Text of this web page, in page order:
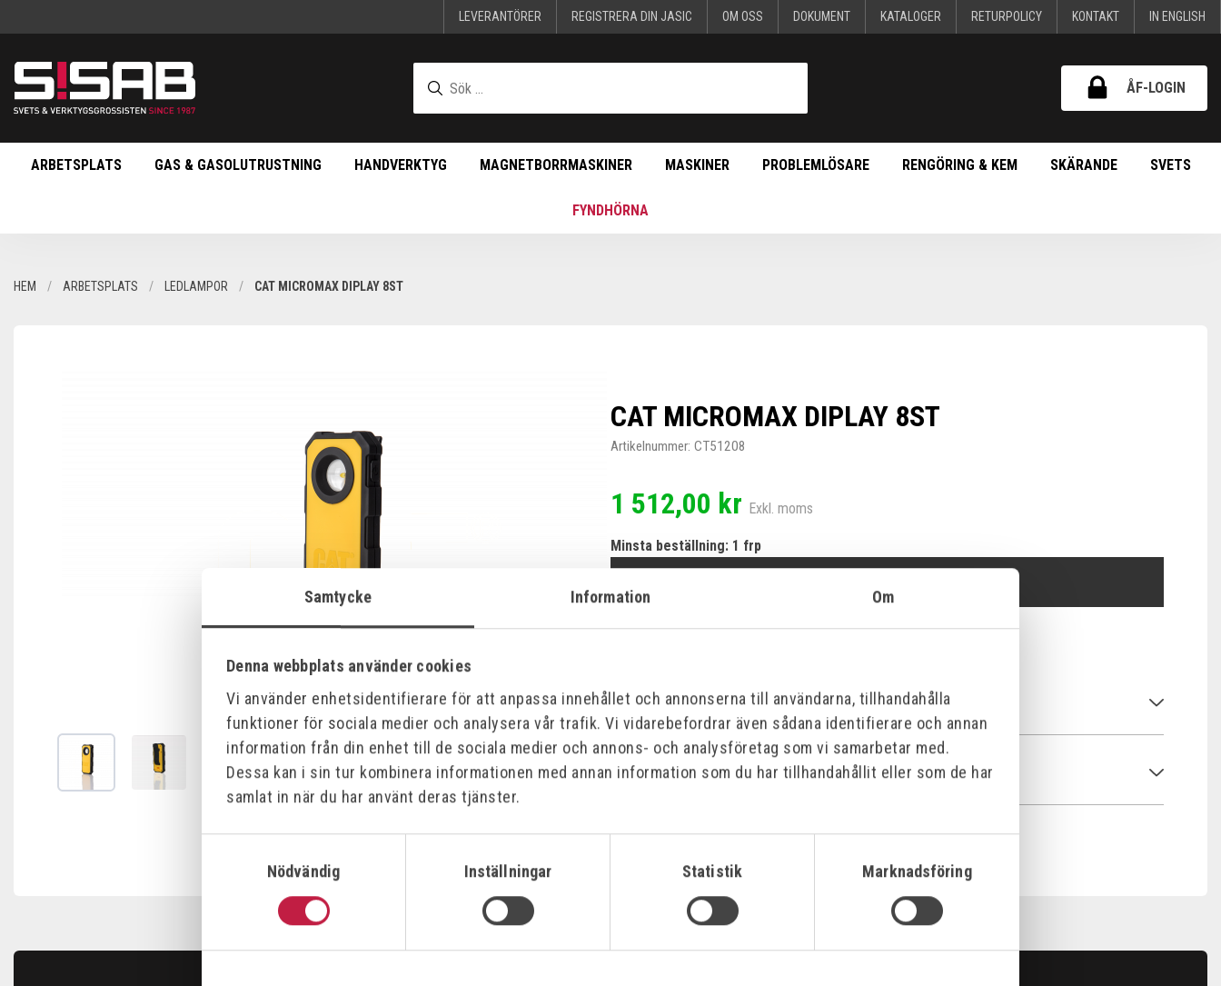
Samtycke Information Om
Denna webbplats använder cookies
Vi använder enhetsidentifierare för att anpassa innehållet och annonserna till användarna, tillhandahålla
funktioner för sociala medier och analysera vår trafik. Vi vidarebefordrar även sådana identifierare och annan
information från din enhet till de sociala medier och annons- och analysföretag som vi samarbetar med.
Dessa kan i sin tur kombinera informationen med annan information som du har tillhandahållit eller som de har
samlat in när du har använt deras tjänster.
Nödvändig
Inställningar Statistik Marknadsföring
LEVERANTÖRER REGISTRERA DIN JASIC OM OSS DOKUMENT KATALOGER RETURPOLICY KONTAKT IN ENGLISH
ÅF-LOGIN
ARBETSPLATS GAS & GASOLUTRUSTNING HANDVERKTYG MAGNETBORRMASKINER MASKINER PROBLEMLÖSARE RENGÖRING & KEM SKÄRANDE SVETS
FYNDHÖRNA
HEM ARBETSPLATS LEDLAMPOR CAT MICROMAX DIPLAY 8ST
CAT MICROMAX DIPLAY 8ST
Artikelnummer: CT51208
1 512,00 kr Exkl. moms
Minsta beställning: 1 frp
Specifikationer
Bilagor